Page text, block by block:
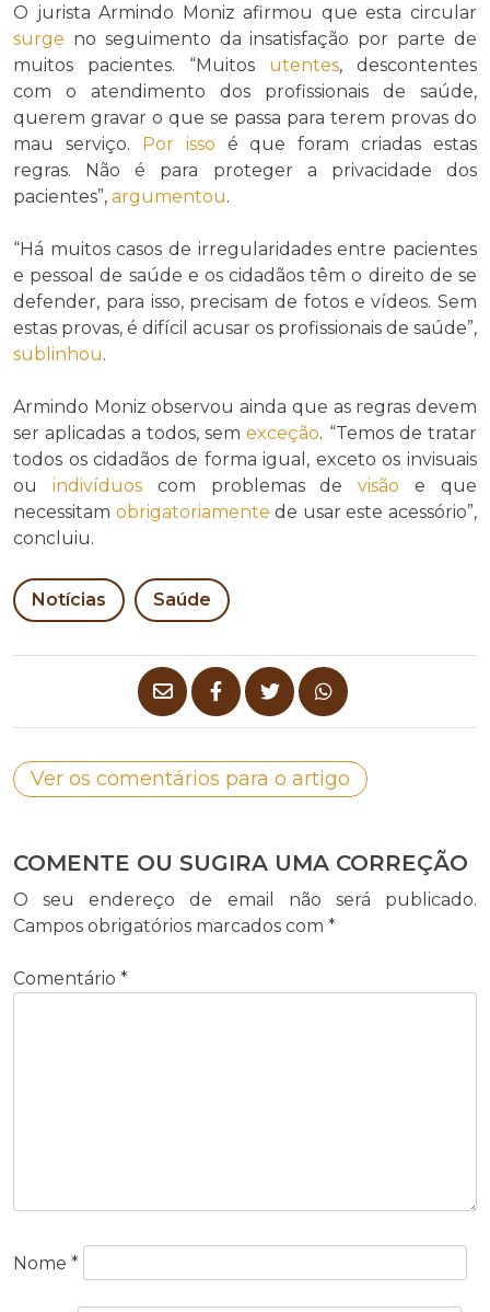
O jurista Armindo Moniz afirmou que esta circular
surge no seguimento da insatisfação por parte de
muitos pacientes. “Muitos utentes, descontentes
com o atendimento dos profissionais de saúde,
querem gravar o que se passa para terem provas do
mau serviço. Por isso é que foram criadas estas
regras. Não é para proteger a privacidade dos
pacientes”, argumentou.
“Há muitos casos de irregularidades entre pacientes
e pessoal de saúde e os cidadãos têm o direito de se
defender, para isso, precisam de fotos e vídeos. Sem
estas provas, é difícil acusar os profissionais de saúde”,
sublinhou.
Armindo Moniz observou ainda que as regras devem
ser aplicadas a todos, semexceção. “Temos de tratar
todos os cidadãos de forma igual, exceto os invisuais
ou indivíduoscom problemas devisão e que
necessitam obrigatoriamente de usar este acessório”,
concluiu.
Notícias Saúde
Ver os comentários para o artigo
COMENTE OU SUGIRA UMA CORREÇÃO
O seu endereço de email não será publicado.
Campos obrigatórios marcados com *
Comentário *
Nome *